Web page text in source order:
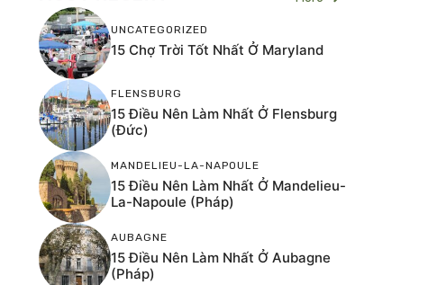
UNCATEGORIZED
15 Chợ Trời Tốt Nhất Ở Maryland
FLENSBURG
15 Điều Nên Làm Nhất Ở Flensburg
(Đức)
MANDELIEU-LA-NAPOULE
15 Điều Nên Làm Nhất Ở Mandelieu-
La-Napoule (Pháp)
AUBAGNE
15 Điều Nên Làm Nhất Ở Aubagne
(Pháp)